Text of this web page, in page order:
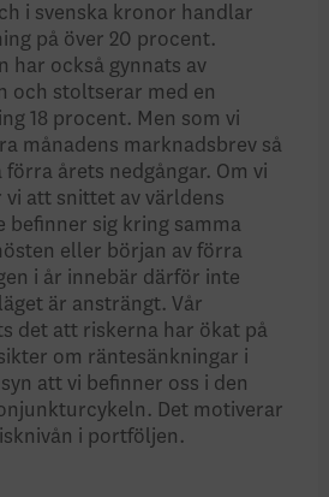
i svenska kronor handlar
på över 20 procent.
har också gynnats av
och stoltserar med en
18 procent. Men som vi
månadens marknadsbrev så
förra årets nedgångar. Om vi
vi att snittet av världens
befinner sig kring samma
eller början av förra
i år innebär därför inte
är ansträngt. Vår
det att riskerna har ökat på
om räntesänkningar i
att vi befinner oss i den
Det motiverar
i portföljen.